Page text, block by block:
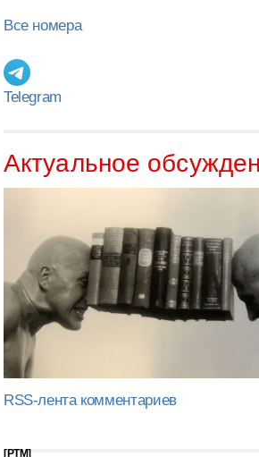
Все номера
Telegram
Актуальное
RSS-лента комментариев
[PTM]